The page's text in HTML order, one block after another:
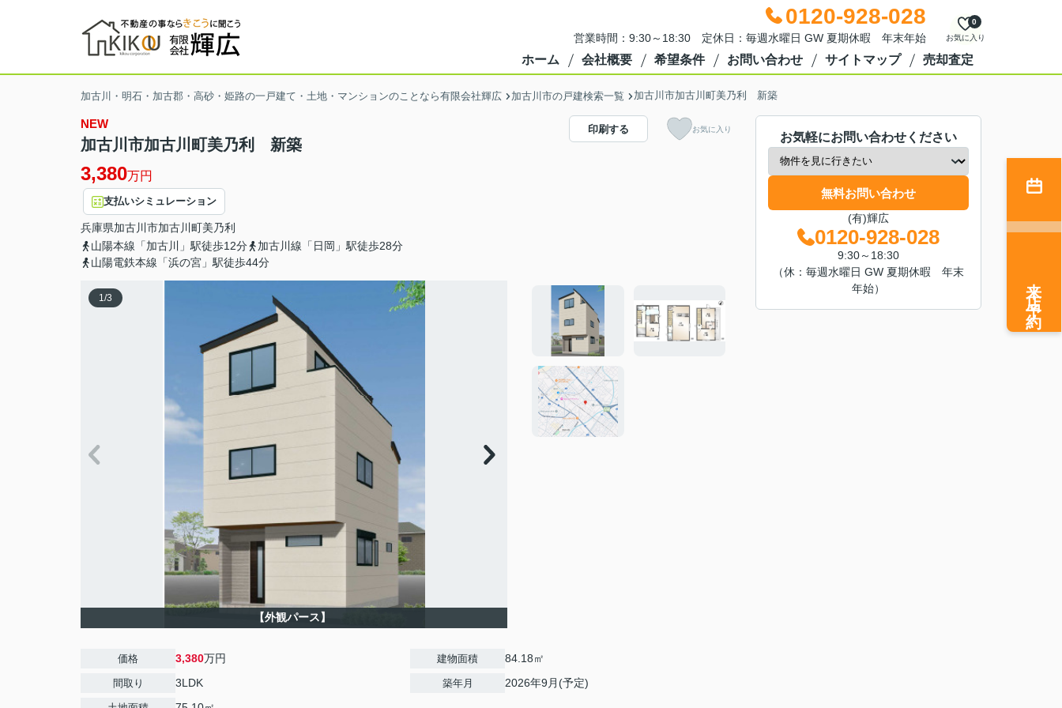
0120-928-028
営業時間：9:30～18:30 定休日：毎週水曜日 GW 夏期休暇 年末年始 お気に入り
0
ホーム 会社概要 希望条件 お問い合わせ サイトマップ 売却査定
加古川・明石・加古郡・高砂・姫路の一戸建て・土地・マンションのことなら有限会社輝広 加古川市の戸建検索一覧 加古川市加古川町美乃利 新築
NEW
加古川市加古川町美乃利 新築
3,380万円
支払いシミュレーション
兵庫県加古川市加古川町美乃利
山陽本線「加古川」駅徒歩12分
加古川線「日岡」駅徒歩28分
山陽電鉄本線「浜の宮」駅徒歩44分
印刷する お気に入り
1/3
【外観パース】
価格 3,380万円
間取り 3LDK
建物面積 84.18㎡
築年月 2026年9月(予定)
お気軽にお問い合わせください
無料お問い合わせ
(有)輝広
0120-928-028
9:30～18:30
（休：毎週水曜日 GW 夏期休暇 年末
年始）
来店予約